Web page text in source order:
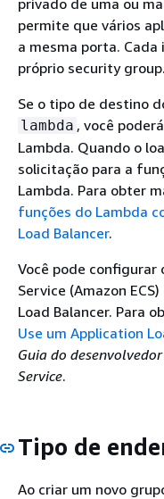
privado de uma ou
permite que vários
a mesma porta.
próprio security group.
Se o tipo de destino
lambda , você
Lambda. Quando o
solicitação para a
Lambda. Para obter
funções do Lambda
Load Balancer.
Você pode configurar
Service (Amazon
Load Balancer. Para
Use um Application
Guia do
Service.
Tipo de
Ao criar um novo